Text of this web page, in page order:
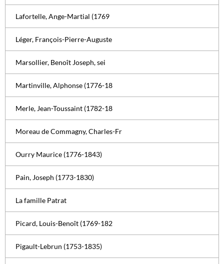
Lafortelle, Ange-Martial (1769
Léger, François-Pierre-Auguste
Marsollier, Benoît Joseph, sei
Martinville, Alphonse (1776-18
Merle, Jean-Toussaint (1782-18
Moreau de Commagny, Charles-Fr
Ourry Maurice (1776-1843)
Pain, Joseph (1773-1830)
La famille Patrat
Picard, Louis-Benoît (1769-182
Pigault-Lebrun (1753-1835)